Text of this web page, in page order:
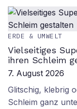
ERDE & UMWELT
Vielseitiges
ihren Schleim
7. August 2026
Glitschig, klebrig
Schleim ganz